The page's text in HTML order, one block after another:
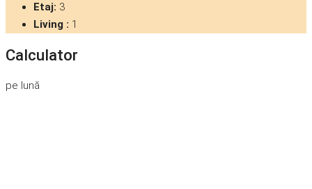
Etaj: 3
Living : 1
Calculator
pe lună